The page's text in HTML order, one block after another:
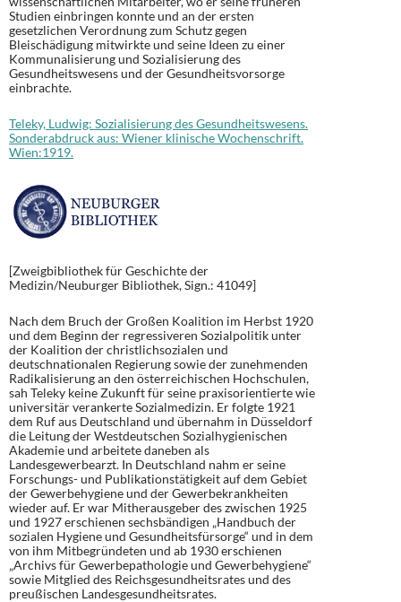
Studien einbringen konnte und an der ersten
gesetzlichen Verordnung zum Schutz gegen
Bleischädigung mitwirkte und seine Ideen zu einer
Kommunalisierung und Sozialisierung des
Gesundheitswesens und der Gesundheitsvorsorge
einbrachte.
Teleky, Ludwig: Sozialisierung des Gesundheitswesens.
Sonderabdruck aus: Wiener klinische Wochenschrift.
Wien:1919.
[Zweigbibliothek für Geschichte der
Medizin/Neuburger Bibliothek, Sign.: 41049]
Nach dem Bruch der Großen Koalition im Herbst 1920
und dem Beginn der regressiveren Sozialpolitik unter
der Koalition der christlichsozialen und
deutschnationalen Regierung sowie der zunehmenden
Radikalisierung an den österreichischen Hochschulen,
sah Teleky keine Zukunft für seine praxisorientierte wie
universitär verankerte Sozialmedizin. Er folgte 1921
dem Ruf aus Deutschland und übernahm in Düsseldorf
die Leitung der Westdeutschen Sozialhygienischen
Akademie und arbeitete daneben als
Landesgewerbearzt. In Deutschland nahm er seine
Forschungs- und Publikationstätigkeit auf dem Gebiet
der Gewerbehygiene und der Gewerbekrankheiten
wieder auf. Er war Mitherausgeber des zwischen 1925
und 1927 erschienen sechsbändigen „Handbuch der
sozialen Hygiene und Gesundheitsfürsorge“ und in dem
von ihm Mitbegründeten und ab 1930 erschienen
„Archivs für Gewerbepathologie und Gewerbehygiene“
sowie Mitglied des Reichsgesundheitsrates und des
preußischen Landesgesundheitsrates.